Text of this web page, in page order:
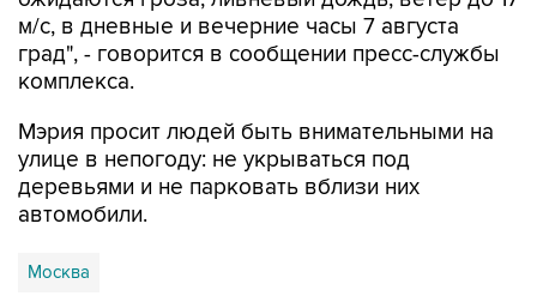
м/с, в дневные и вечерние часы 7 августа
град", - говорится в сообщении пресс-службы
комплекса.
Мэрия просит людей быть внимательными на
улице в непогоду: не укрываться под
деревьями и не парковать вблизи них
автомобили.
Москва